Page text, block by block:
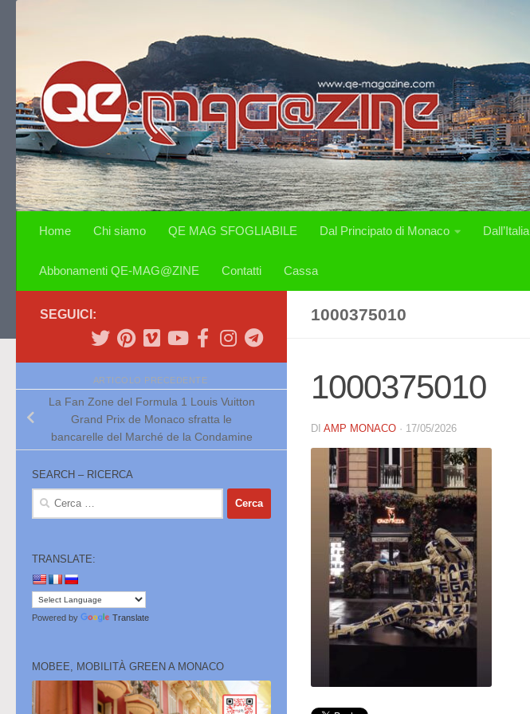
Home Chi siamo QE MAG SFOGLIABILE Dal Principato di Monaco Dall’Italia
Abbonamenti QE-MAG@ZINE Contatti Cassa
1000375010
1000375010
DI AMP MONACO · 17/05/2026
SEGUICI:
ARTICOLO PRECEDENTE
La Fan Zone del Formula 1 Louis Vuitton
Grand Prix de Monaco sfratta le
bancarelle del Marché de la Condamine
SEARCH – RICERCA
Ricerca
TRANSLATE:
Powered by Translate
MOBEE, MOBILITÀ GREEN A MONACO